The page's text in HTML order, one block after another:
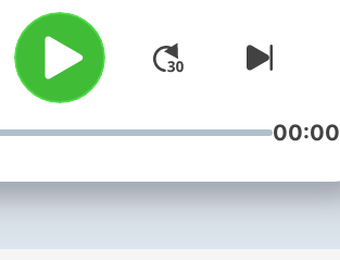
00:00